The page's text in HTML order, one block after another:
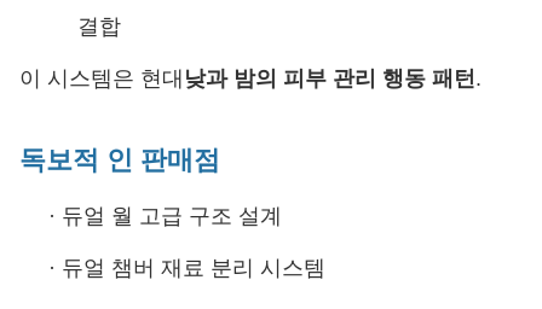
결합
이 시스템은 현대 낮과 밤의 피부 관리 행동 패턴 .
독보적 인 판매점
· 듀얼 월 고급 구조 설계
· 듀얼 챔버 재료 분리 시스템